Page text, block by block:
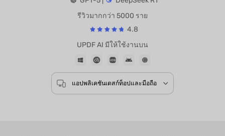
ขับเคลื่อนโดย
GPT-5 |
UPDF AI มีให้ใช้งานบน